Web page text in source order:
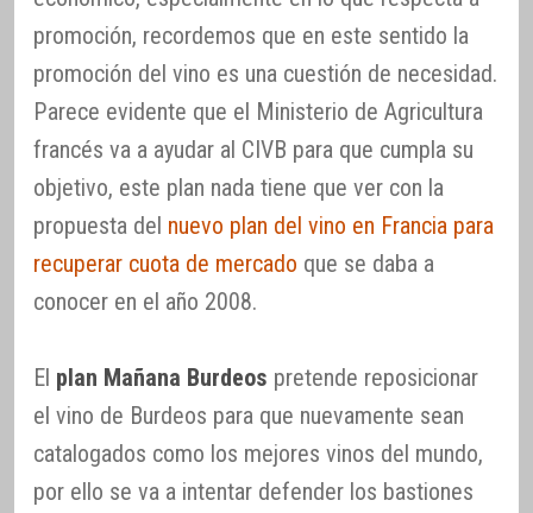
promoción, recordemos que en este sentido la
promoción del vino es una cuestión de necesidad.
Parece evidente que el Ministerio de Agricultura
francés va a ayudar al CIVB para que cumpla su
objetivo, este plan nada tiene que ver con la
propuesta del nuevo plan del vino en Francia para
recuperar cuota de mercado que se daba a
conocer en el año 2008.
El plan Mañana Burdeos pretende reposicionar
el vino de Burdeos para que nuevamente sean
catalogados como los mejores vinos del mundo,
por ello se va a intentar defender los bastiones